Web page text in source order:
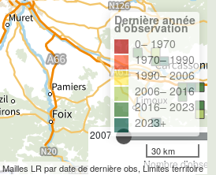
2007
Nombre
Dernière année
d'observation
0– 1970
1970– 1990
1990– 2006
2006– 2016
2016– 2023
2023+
30 km
Mailles LR par date de dernière obs, Limites territoire